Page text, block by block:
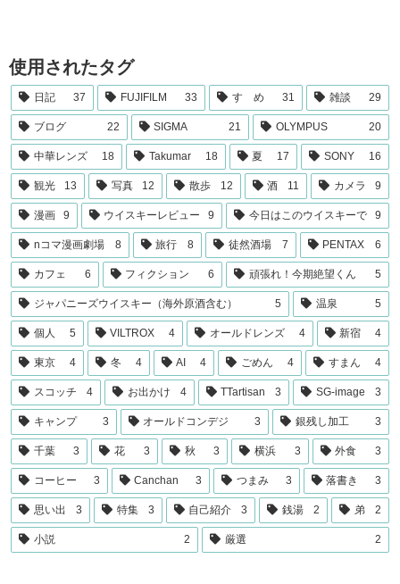
使用されたタグ
日記 37 FUJIFILM 33 すゝめ 31 雑談 29
ブログ 22 SIGMA 21 OLYMPUS 20
中華レンズ 18 Takumar 18 夏 17 SONY 16
観光 13 写真 12 散歩 12 酒 11 カメラ 9
漫画 9 ウイスキーレビュー 9 今日はこのウイスキーで 9
nコマ漫画劇場 8 旅行 8 徒然酒場 7 PENTAX 6
カフェ 6 フィクション 6 頑張れ！今期絶望くん 5
ジャパニーズウイスキー（海外原酒含む） 5 温泉 5
個人 5 VILTROX 4 オールドレンズ 4 新宿 4
東京 4 冬 4 AI 4 ごめん 4 すまん 4
スコッチ 4 お出かけ 4 TTartisan 3 SG-image 3
キャンプ 3 オールドコンデジ 3 銀残し加工 3
千葉 3 花 3 秋 3 横浜 3 外食 3
コーヒー 3 Canchan 3 つまみ 3 落書き 3
思い出 3 特集 3 自己紹介 3 銭湯 2 弟 2
小説 2 厳選 2